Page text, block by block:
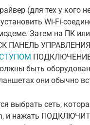
(для тех у кого
Wi-Fi-
Затем на ПК
ПАНЕЛЬ
ПОДКЛЮЧЕНИЕ
быть
они обычно
выбрать сеть,
и нажать